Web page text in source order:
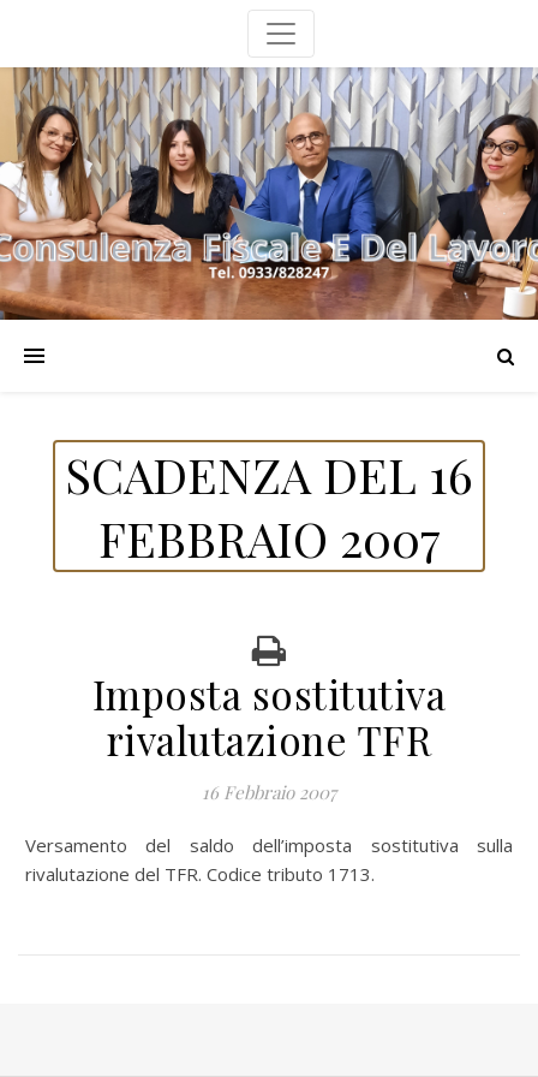
SCADENZA DEL 16
FEBBRAIO 2007
Imposta sostitutiva
rivalutazione TFR
16 Febbraio 2007
Versamento del saldo dell’imposta sostitutiva sulla
rivalutazione del TFR. Codice tributo 1713.